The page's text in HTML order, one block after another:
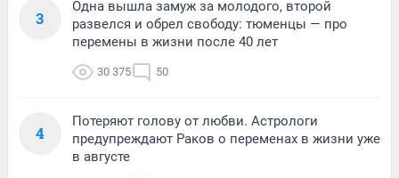
3
Одна вышла замуж за молодого, второй
развелся и обрел свободу: тюменцы — про
перемены в жизни после 40 лет
30 375 50
4
Потеряют голову от любви. Астрологи
предупреждают Раков о переменах в жизни уже
в августе